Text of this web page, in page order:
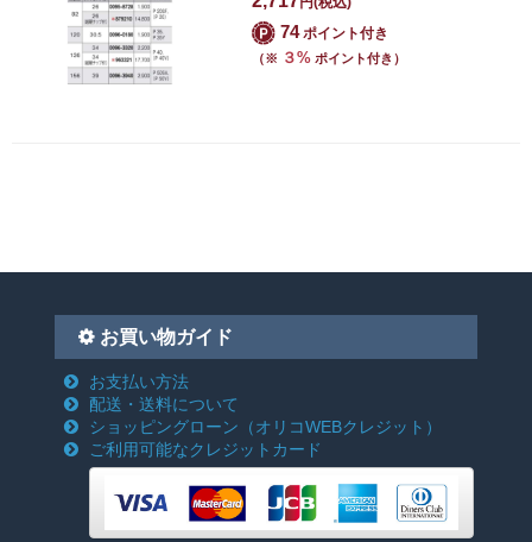
74ポイント付き
（※ ３% ポイント付き）
お買い物ガイド
お支払い方法
配送・送料について
ショッピングローン （オリコWEBクレジット）
ご利用可能なクレジットカード